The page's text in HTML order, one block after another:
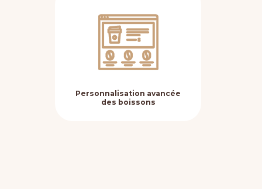
Personnalisation avancée
des boissons